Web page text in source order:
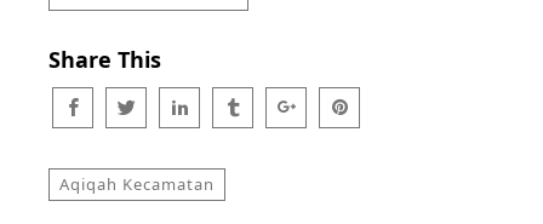
Share This
Aqiqah Kecamatan